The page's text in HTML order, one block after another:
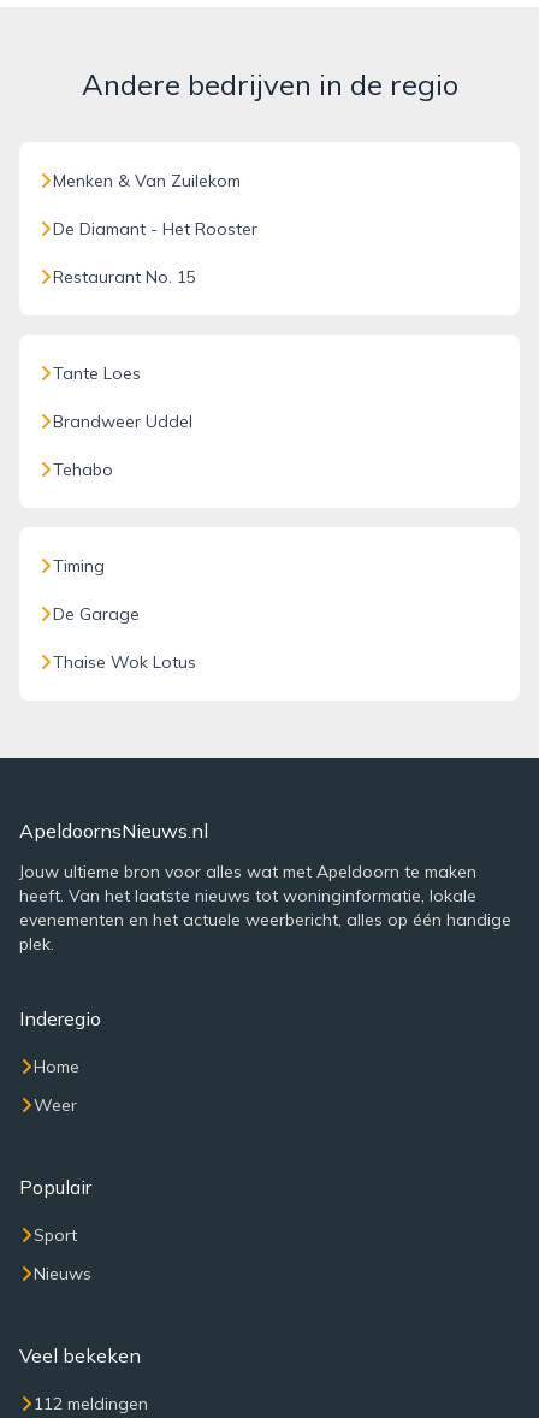
Andere bedrijven in de regio
Menken & Van Zuilekom
De Diamant - Het Rooster
Restaurant No. 15
Tante Loes
Brandweer Uddel
Tehabo
Timing
De Garage
Thaise Wok Lotus
ApeldoornsNieuws.nl
Jouw ultieme bron voor alles wat met Apeldoorn te maken
heeft. Van het laatste nieuws tot woninginformatie, lokale
evenementen en het actuele weerbericht, alles op één handige
plek.
Inderegio
Home
Weer
Populair
Sport
Nieuws
Veel bekeken
112 meldingen